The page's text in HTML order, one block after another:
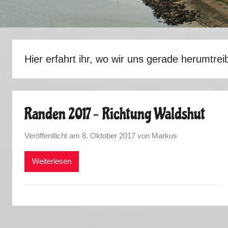
Hier erfahrt ihr, wo wir uns gerade
Randen 2017 – Richtung Waldshut
Veröffentlicht am 8. Oktober 2017 von Markus
Weiterlesen